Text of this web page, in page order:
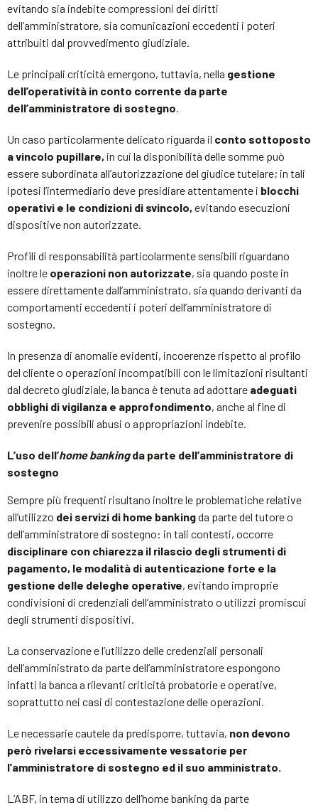
evitando sia indebite compressioni dei diritti
dell’amministratore, sia comunicazioni eccedenti i poteri
attribuiti dal provvedimento giudiziale.
Le principali criticità emergono, tuttavia, nella gestione
dell’operatività in conto corrente da parte
dell’amministratore di sostegno.
Un caso particolarmente delicato riguarda il conto sottoposto
a vincolo pupillare, in cui la disponibilità delle somme può
essere subordinata all’autorizzazione del giudice tutelare; in tali
ipotesi l’intermediario deve presidiare attentamente i blocchi
operativi e le condizioni di svincolo, evitando esecuzioni
dispositive non autorizzate.
Profili di responsabilità particolarmente sensibili riguardano
inoltre le operazioni non autorizzate, sia quando poste in
essere direttamente dall’amministrato, sia quando derivanti da
comportamenti eccedenti i poteri dell’amministratore di
sostegno.
In presenza di anomalie evidenti, incoerenze rispetto al profilo
del cliente o operazioni incompatibili con le limitazioni risultanti
dal decreto giudiziale, la banca è tenuta ad adottare adeguati
obblighi di vigilanza e approfondimento, anche al fine di
prevenire possibili abusi o appropriazioni indebite.
L’uso dell’home bankingda parte dell’amministratore di
sostegno
Sempre più frequenti risultano inoltre le problematiche relative
all’utilizzo dei servizi di home bankingda parte del tutore o
dell’amministratore di sostegno: in tali contesti, occorre
disciplinare con chiarezza il rilascio degli strumenti di
pagamento, le modalità di autenticazione forte e la
gestione delle deleghe operative, evitando improprie
condivisioni di credenziali dell’amministrato o utilizzi promiscui
degli strumenti dispositivi.
La conservazione e l’utilizzo delle credenziali personali
dell’amministrato da parte dell’amministratore espongono
infatti la banca a rilevanti criticità probatorie e operative,
soprattutto nei casi di contestazione delle operazioni.
Le necessarie cautele da predisporre, tuttavia, non devono
però rivelarsi eccessivamente vessatorie per
l’amministratore di sostegno ed il suo amministrato.
L’ABF, in tema di utilizzo dell’home banking da parte